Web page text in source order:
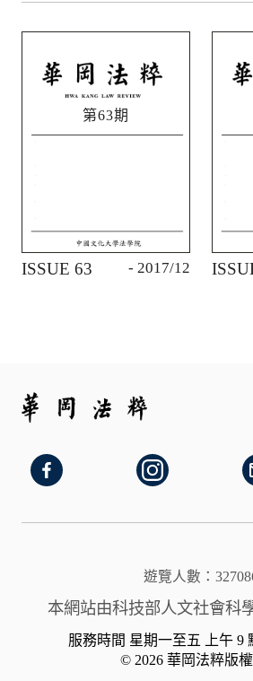
第63期
ISSUE 63 - 2017/12
遊覽人數：
本網站由科技部人文社會科
服務時間 星期一至五 上午 9
© 2026 華岡法粹版